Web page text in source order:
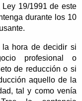
19/1991 de este
durante los 10
la hora de decidir si
profesional o
de reducción o si
aquello de la
tal y como venía